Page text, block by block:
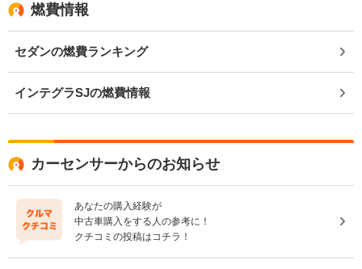
燃費情報
セダンの燃費ランキング
インテグラSJの燃費情報
カーセンサーからのお知らせ
あなたの購入経験が
中古車購入をする人の参考に！
クチコミの投稿はコチラ！